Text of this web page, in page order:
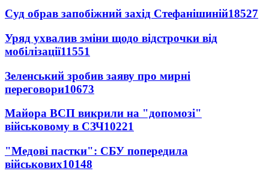
Суд обрав запобіжний захід Стефанішиній18527
Уряд ухвалив зміни щодо відстрочки від
мобілізації11551
Зеленський зробив заяву про мирні
переговори10673
Майора ВСП викрили на "допомозі"
військовому в СЗЧ10221
"Медові пастки": СБУ попередила
військових10148